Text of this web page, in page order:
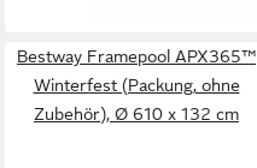
Bestway Framepool APX365™
Winterfest (Packung, ohne
Zubehör), Ø 610 x 132 cm